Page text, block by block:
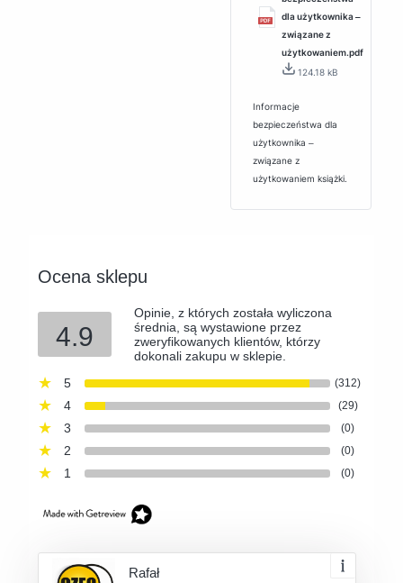
dla użytkownika ‒
związane z
użytkowaniem.pdf
124.18 kB
Informacje
bezpieczeństwa dla
użytkownika ‒
związane z
użytkowaniem książki.
Ocena sklepu
4.9
Opinie, z których została wyliczona
średnia, są wystawione przez
zweryfikowanych klientów, którzy
dokonali zakupu w sklepie.
5
(312)
4 (29)
3 (0)
2 (0)
1 (0)
Rafał